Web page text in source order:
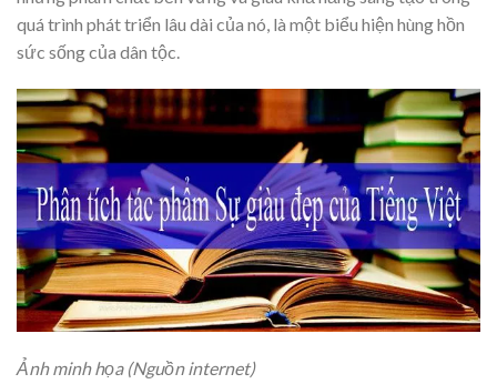
quá trình phát triển lâu dài của nó, là một biểu hiện hùng hồn
sức sống của dân tộc.
Ảnh minh họa (Nguồn internet)